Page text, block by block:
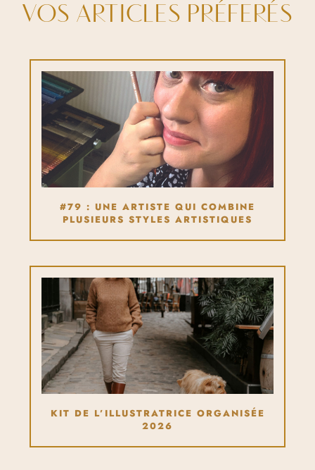
VOS ARTICLES PRÉFERÉS
#79 : UNE ARTISTE QUI COMBINE
PLUSIEURS STYLES ARTISTIQUES
KIT DE L’ILLUSTRATRICE ORGANISÉE
2026